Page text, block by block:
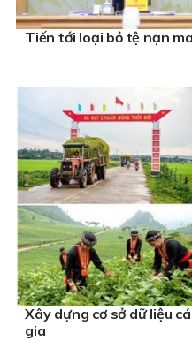
Tiến tới loại bỏ tệ nạn
Xây dựng cơ sở dữ liệu
gia